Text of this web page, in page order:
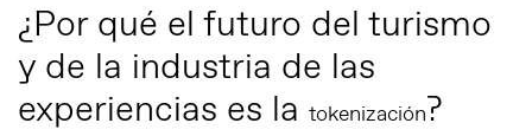
¿Por qué el futuro del turismo
y de la industria de las
experiencias es la tokenización?